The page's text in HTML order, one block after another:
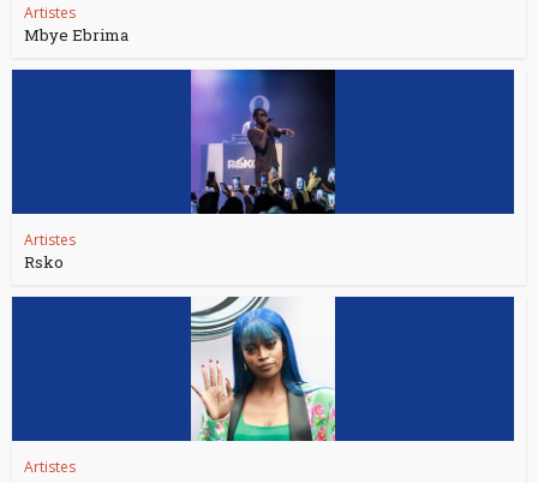
Artistes
Mbye Ebrima
Artistes
Rsko
Artistes